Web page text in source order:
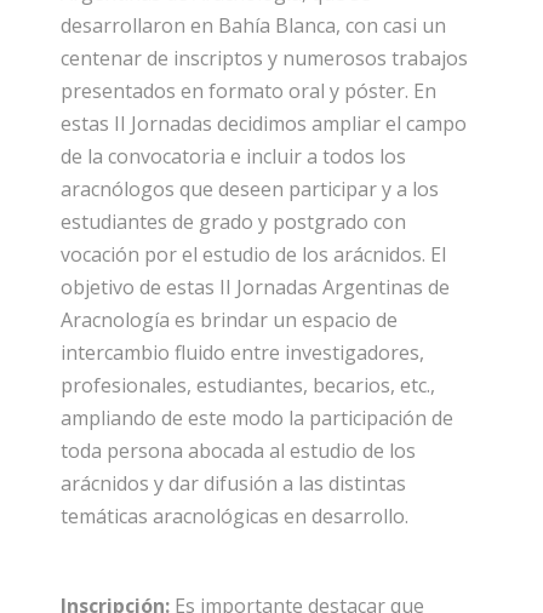
desarrollaron en Bahía Blanca, con casi un
centenar de inscriptos y numerosos trabajos
presentados en formato oral y póster. En
estas II Jornadas decidimos ampliar el campo
de la convocatoria e incluir a todos los
aracnólogos que deseen participar y a los
estudiantes de grado y postgrado con
vocación por el estudio de los arácnidos. El
objetivo de estas II Jornadas Argentinas de
Aracnología es brindar un espacio de
intercambio fluido entre investigadores,
profesionales, estudiantes, becarios, etc.,
ampliando de este modo la participación de
toda persona abocada al estudio de los
arácnidos y dar difusión a las distintas
temáticas aracnológicas en desarrollo.
Inscripción: Es importante destacar que